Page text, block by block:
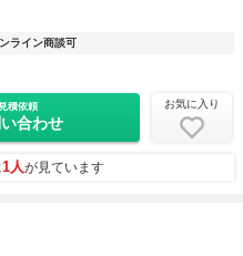
ライン商談可
積依頼
合わせ
お気に入り
1人が見ています